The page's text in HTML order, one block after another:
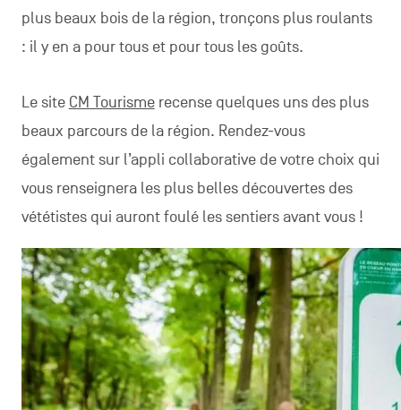
plus beaux bois de la région, tronçons plus roulants
: il y en a pour tous et pour tous les goûts.
Le site CM Tourismerecense quelques uns des plus
beaux parcours de la région. Rendez-vous
également sur l’appli collaborative de votre choix qui
vous renseignera les plus belles découvertes des
vététistes qui auront foulé les sentiers avant vous !